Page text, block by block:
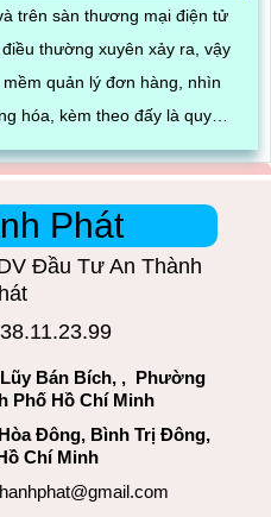
trên sàn thương mại điện tử
thường xuyên xảy ra, vậy
quản lý đơn hàng, nhìn
hóa, kèm theo đấy là quy
cách dễ dàng
Phát
Đầu Tư An Thành
Bán Bích, , Phường
Phố Hồ Chí Minh
Đông, Bình Trị Đông,
Chí Minh